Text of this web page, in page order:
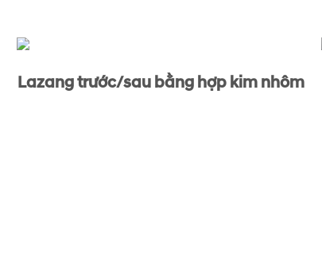
Lazang trước/sau bằng hợp kim nhôm